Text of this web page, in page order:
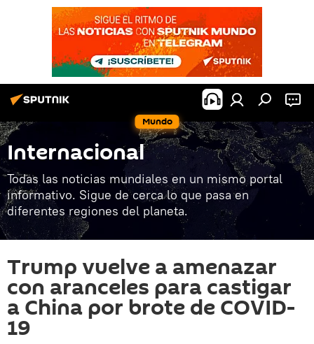
Mundo
Internacional
Todas las noticias mundiales en un mismo portal
informativo. Sigue de cerca lo que pasa en
diferentes regiones del planeta.
Trump vuelve a amenazar
con aranceles para castigar
a China por brote de COVID-
19